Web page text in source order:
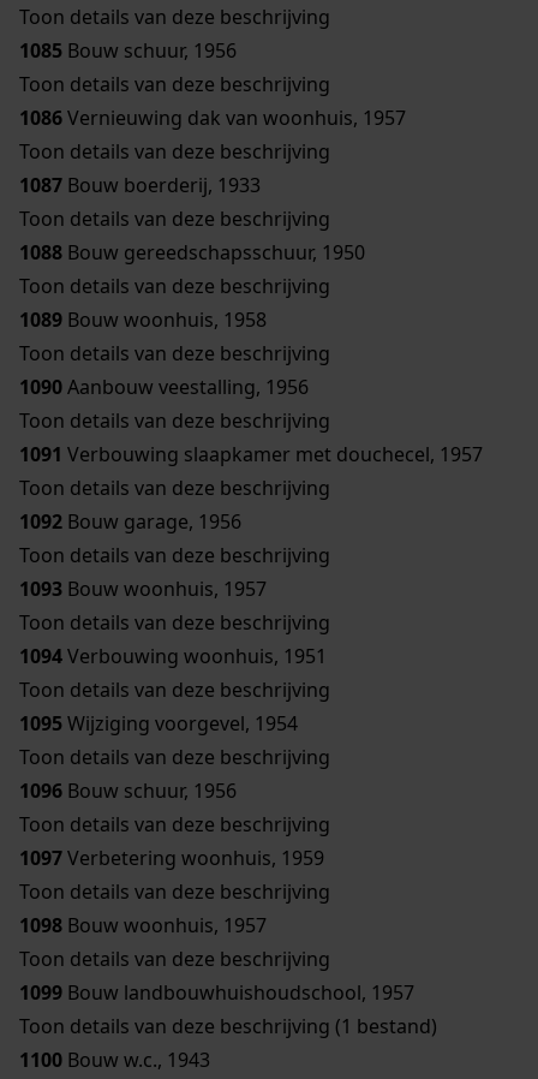
Toon details van deze beschrijving
1085 Bouw schuur, 1956
Toon details van deze beschrijving
1086Vernieuwing dak van woonhuis, 1957
Toon details van deze beschrijving
1087 Bouw boerderij, 1933
Toon details van deze beschrijving
1088 Bouw gereedschapsschuur, 1950
Toon details van deze beschrijving
1089 Bouw woonhuis, 1958
Toon details van deze beschrijving
1090Aanbouw veestalling, 1956
Toon details van deze beschrijving
1091 Verbouwing slaapkamer met douchecel, 1957
Toon details van deze beschrijving
1092 Bouw garage, 1956
Toon details van deze beschrijving
1093 Bouw woonhuis, 1957
Toon details van deze beschrijving
1094Verbouwing woonhuis, 1951
Toon details van deze beschrijving
1095Wijziging voorgevel, 1954
Toon details van deze beschrijving
1096 Bouw schuur, 1956
Toon details van deze beschrijving
1097Verbetering woonhuis, 1959
Toon details van deze beschrijving
1098 Bouw woonhuis, 1957
Toon details van deze beschrijving
1099 Bouw landbouwhuishoudschool, 1957
Toon details van deze beschrijving (1 bestand)
1100 Bouw w.c., 1943